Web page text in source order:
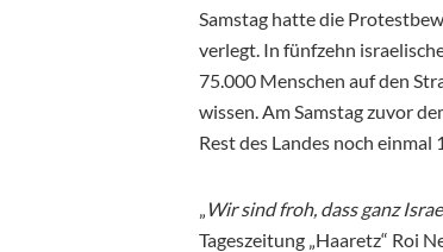
Samstag hatte die
verlegt. In fünfzehn
75.000 Menschen auf den
wissen. Am Samstag zuvor
Rest des Landes noch einmal
Wir sind froh, dass ganz
Tageszeitung „Haaretz“ Roi